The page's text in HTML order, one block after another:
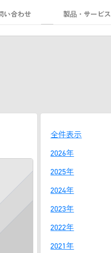
い合わせ 製品・サービス
全件表示
2026年
2025年
2024年
2023年
2022年
2021年